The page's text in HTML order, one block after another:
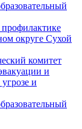
округе Сухой
комитет
и
и